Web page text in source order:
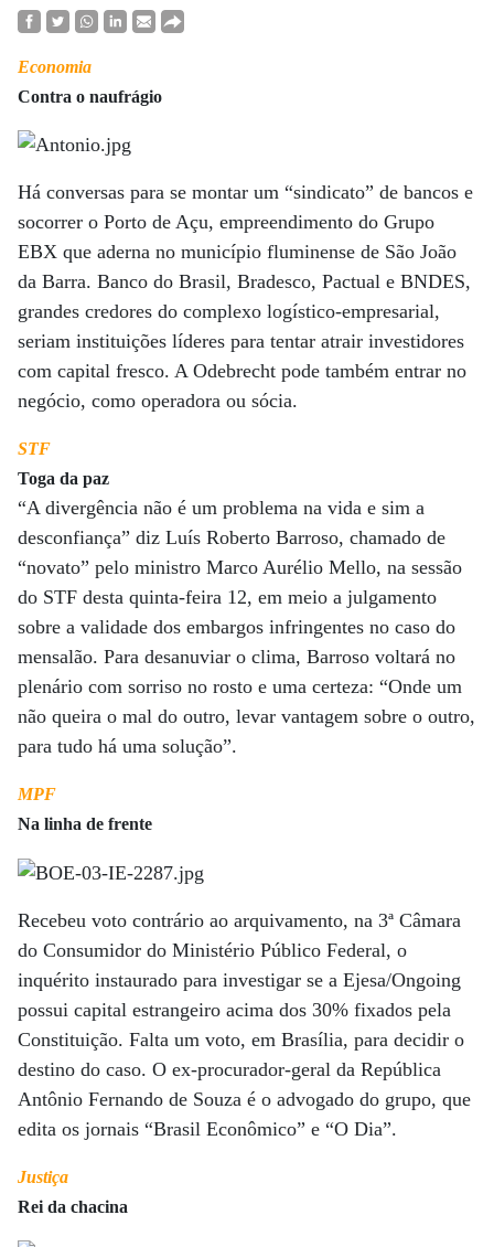
Economia
Contra o naufrágio
Há conversas para se montar um “sindicato” de bancos e
socorrer o Porto de Açu, empreendimento do Grupo
EBX que aderna no município fluminense de São João
da Barra. Banco do Brasil, Bradesco, Pactual e BNDES,
grandes credores do complexo logístico-empresarial,
seriam instituições líderes para tentar atrair investidores
com capital fresco. A Odebrecht pode também entrar no
negócio, como operadora ou sócia.
STF
Toga da paz
“A divergência não é um problema na vida e sim a
desconfiança” diz Luís Roberto Barroso, chamado de
“novato” pelo ministro Marco Aurélio Mello, na sessão
do STF desta quinta-feira 12, em meio a julgamento
sobre a validade dos embargos infringentes no caso do
mensalão. Para desanuviar o clima, Barroso voltará no
plenário com sorriso no rosto e uma certeza: “Onde um
não queira o mal do outro, levar vantagem sobre o outro,
para tudo há uma solução”.
MPF
Na linha de frente
Recebeu voto contrário ao arquivamento, na 3ª Câmara
do Consumidor do Ministério Público Federal, o
inquérito instaurado para investigar se a Ejesa/Ongoing
possui capital estrangeiro acima dos 30% fixados pela
Constituição. Falta um voto, em Brasília, para decidir o
destino do caso. O ex-procurador-geral da República
Antônio Fernando de Souza é o advogado do grupo, que
edita os jornais “Brasil Econômico” e “O Dia”.
Justiça
Rei da chacina